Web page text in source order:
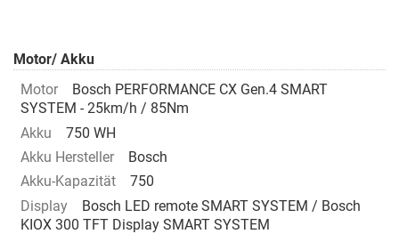
Motor/ Akku
Motor
Bosch PERFORMANCE CX Gen.4 SMART
SYSTEM - 25km/h / 85Nm
Akku
750 WH
Akku Hersteller
Bosch
Akku-Kapazität
750
Display
Bosch LED remote SMART SYSTEM / Bosch
KIOX 300 TFT Display SMART SYSTEM